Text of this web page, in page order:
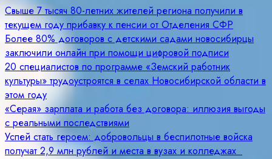
Свыше 7 тысяч 80-летних жителей региона получили в
текущем году прибавку к пенсии от Отделения СФР
Более 80% договоров с детскими садами новосибирцы
заключили онлайн при помощи цифровой подписи
20 специалистов по программе «Земский работник
культуры» трудоустроятся в селах Новосибирской области в
этом году
«Серая» зарплата и работа без договора: иллюзия выгоды
с реальными последствиями
Успей стать героем: добровольцы в беспилотные войска
получат 2,9 млн рублей и места в вузах и колледжах